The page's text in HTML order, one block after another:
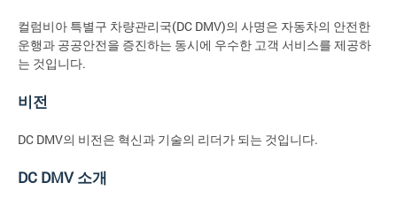
컬럼비아 특별구 차량관리국(DC DMV)의 사명은 자동차의 안전한
운행과 공공안전을 증진하는 동시에 우수한 고객 서비스를 제공하
는 것입니다.
비전
DC DMV의 비전은 혁신과 기술의 리더가 되는 것입니다.
DC DMV 소개